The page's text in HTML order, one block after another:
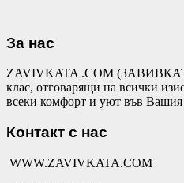
За нас
ZAVIVKATA .COM
клас, отговарящи на всички
всеки комфорт и уют във
Контакт с нас
WWW.ZAVIVKATA.COM